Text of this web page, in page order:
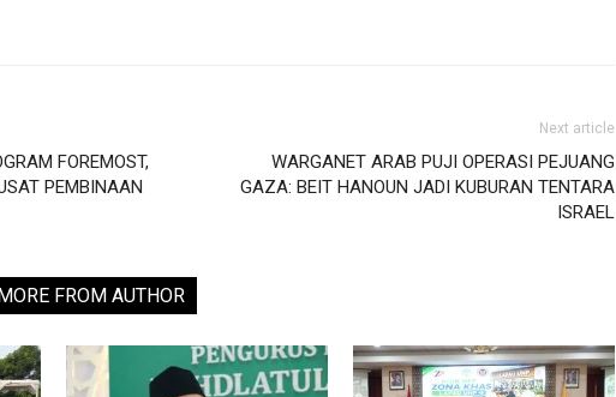
FOREMOST,
PEMBINAAN
Next article
WARGANET ARAB PUJI OPERASI PEJUANG
GAZA: BEIT HANOUN JADI KUBURAN TENTARA
ISRAEL
FROM AUTHOR